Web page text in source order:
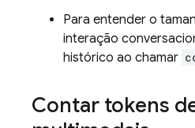
Para entender o
interação
histórico ao chamar
Contar tokens